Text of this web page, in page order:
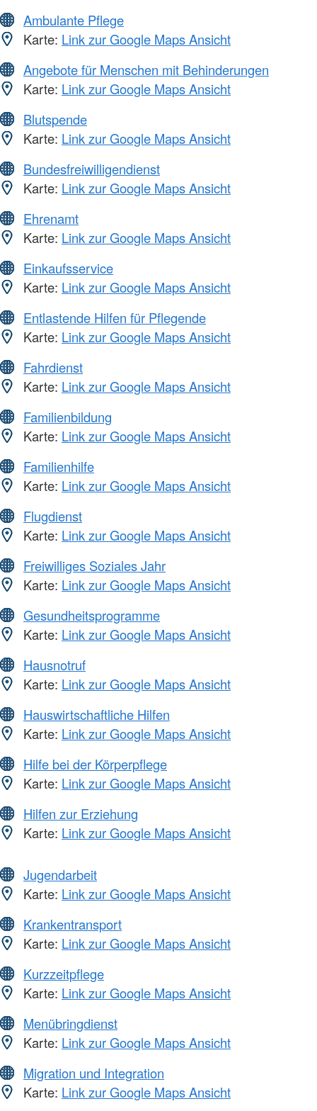
Ambulante Pflege
Karte: Link zur Google Maps Ansicht
Angebote für Menschen mit Behinderungen
Karte: Link zur Google Maps Ansicht
Blutspende
Karte: Link zur Google Maps Ansicht
Bundesfreiwilligendienst
Karte: Link zur Google Maps Ansicht
Ehrenamt
Karte: Link zur Google Maps Ansicht
Einkaufsservice
Karte: Link zur Google Maps Ansicht
Entlastende Hilfen für Pflegende
Karte: Link zur Google Maps Ansicht
Fahrdienst
Karte: Link zur Google Maps Ansicht
Familienbildung
Karte: Link zur Google Maps Ansicht
Familienhilfe
Karte: Link zur Google Maps Ansicht
Flugdienst
Karte: Link zur Google Maps Ansicht
Freiwilliges Soziales Jahr
Karte: Link zur Google Maps Ansicht
Gesundheitsprogramme
Karte: Link zur Google Maps Ansicht
Hausnotruf
Karte: Link zur Google Maps Ansicht
Hauswirtschaftliche Hilfen
Karte: Link zur Google Maps Ansicht
Hilfe bei der Körperpflege
Karte: Link zur Google Maps Ansicht
Hilfen zur Erziehung
Karte: Link zur Google Maps Ansicht
Jugendarbeit
Karte: Link zur Google Maps Ansicht
Krankentransport
Karte: Link zur Google Maps Ansicht
Kurzzeitpflege
Karte: Link zur Google Maps Ansicht
Menübringdienst
Karte: Link zur Google Maps Ansicht
Migration und Integration
Karte: Link zur Google Maps Ansicht